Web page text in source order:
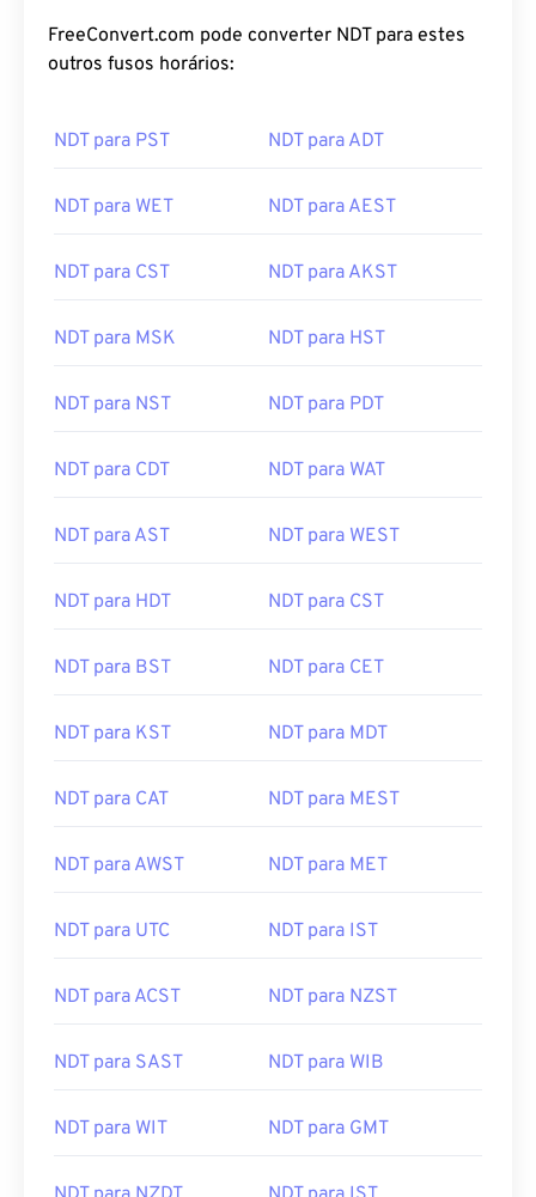
FreeConvert.com pode converter NDT para estes
outros fusos horários:
NDT para PST NDT para ADT
NDT para WET NDT para AEST
NDT para CST NDT para AKST
NDT para MSK NDT para HST
NDT para NST NDT para PDT
NDT para CDT NDT para WAT
NDT para AST NDT para WEST
NDT para HDT NDT para CST
NDT para BST NDT para CET
NDT para KST NDT para MDT
NDT para CAT NDT para MEST
NDT para AWST NDT para MET
NDT para UTC NDT para IST
NDT para ACST NDT para NZST
NDT para SAST NDT para WIB
NDT para WIT NDT para GMT